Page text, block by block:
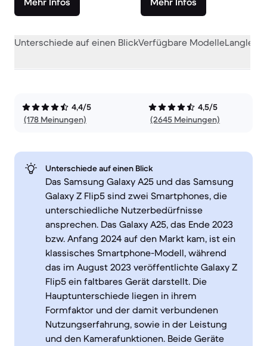
Unterschiede auf einen BlickVerfügbare Modelle
4,4/5
(178 Meinungen)
4,5/5
(2645 Meinungen)
Unterschiede auf einen Blick
Das Samsung Galaxy A25 und das Samsung
Galaxy Z Flip5 sind zwei Smartphones, die
unterschiedliche Nutzerbedürfnisse
ansprechen. Das Galaxy A25, das Ende 2023
bzw. Anfang 2024 auf den Markt kam, ist ein
klassisches Smartphone-Modell, während
das im August 2023 veröffentlichte Galaxy Z
Flip5 ein faltbares Gerät darstellt. Die
Hauptunterschiede liegen in ihrem
Formfaktor und der damit verbundenen
Nutzungserfahrung, sowie in der Leistung
und den Kamerafunktionen. Beide Geräte